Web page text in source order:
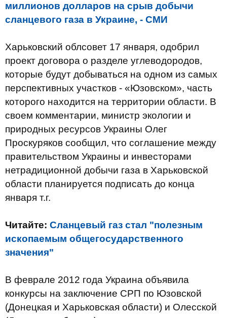
миллионов долларов на срыв добычи
сланцевого газа в Украине, - СМИ
Харьковский облсовет 17 января, одобрил
проект договора о разделе углеводородов,
которые будут добываться на одном из самых
перспективных участков - «Юзовском», часть
которого находится на территории области. В
своем комментарии, министр экологии и
природных ресурсов Украины Олег
Проскуряков сообщил, что соглашение между
правительством Украины и инвесторами
нетрадиционной добычи газа в Харьковской
области планируется подписать до конца
января т.г.
Читайте: Сланцевый газ стал "полезным
ископаемым общегосударственного
значения"
В феврале 2012 года Украина объявила
конкурсы на заключение СРП по Юзовской
(Донецкая и Харьковская области) и Олесской